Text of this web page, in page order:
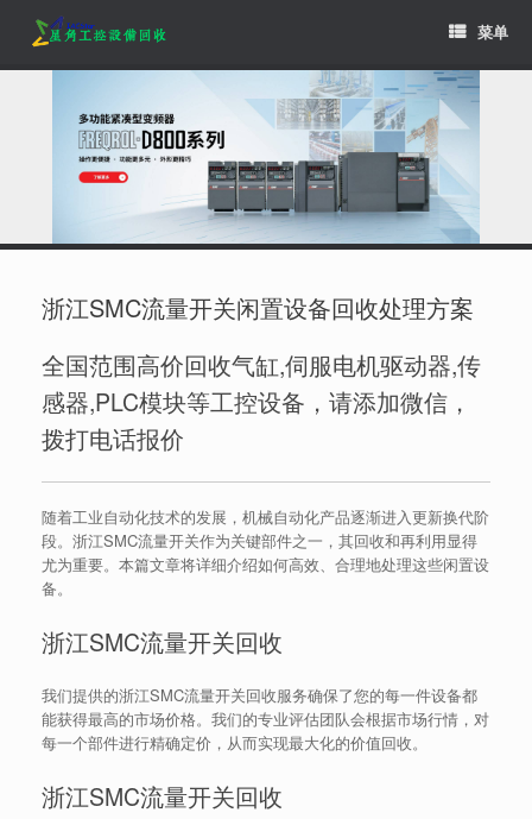
content
菜单
浙江SMC流量开关闲置设备回收处理方案
全国范围高价回收气缸,伺服电机驱动器,传
感器,PLC模块等工控设备，请添加微信，
拨打电话报价
随着工业自动化技术的发展，机械自动化产品逐渐进入更新换代阶
段。浙江SMC流量开关作为关键部件之一，其回收和再利用显得
尤为重要。本篇文章将详细介绍如何高效、合理地处理这些闲置设
备。
浙江SMC流量开关回收
我们提供的浙江SMC流量开关回收服务确保了您的每一件设备都
能获得最高的市场价格。我们的专业评估团队会根据市场行情，对
每一个部件进行精确定价，从而实现最大化的价值回收。
浙江SMC流量开关回收